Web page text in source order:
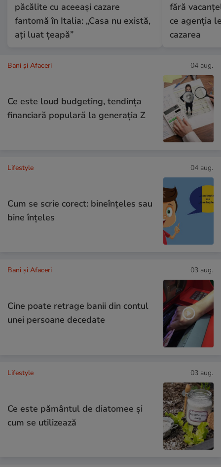
păcălite cu aceeași cazare
fantomă în Italia: „Casa nu există,
ați luat țeapă”
fără
ce agenția
cazarea
Bani și Afaceri 04 aug.
Ce este loud budgeting, tendința
financiară populară la generația Z
Lifestyle 04 aug.
Cum se scrie corect: bineînțeles sau
bine înțeles
Bani și Afaceri 03 aug.
Cine poate retrage banii din contul
unei persoane decedate
Lifestyle 03 aug.
Ce este pământul de diatomee și
cum se utilizează